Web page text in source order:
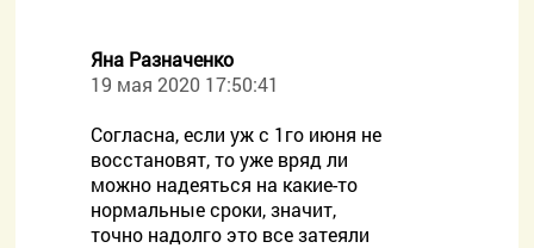
Яна Разначенко
19 мая 2020 17:50:41
Согласна, если уж с 1го июня не
восстановят, то уже вряд ли
можно надеяться на какие-то
нормальные сроки, значит,
точно надолго это все затеяли